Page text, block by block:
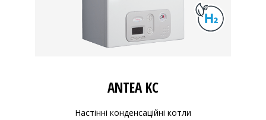
ANTEA KC
Настінні конденсаційні котли